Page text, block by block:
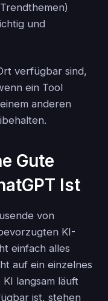
und
verfügbar sind,
ein Tool
anderen
Gute
Ist
von
KI-
einfach alles
auf ein einzelnes
langsam läuft
ist, stehen